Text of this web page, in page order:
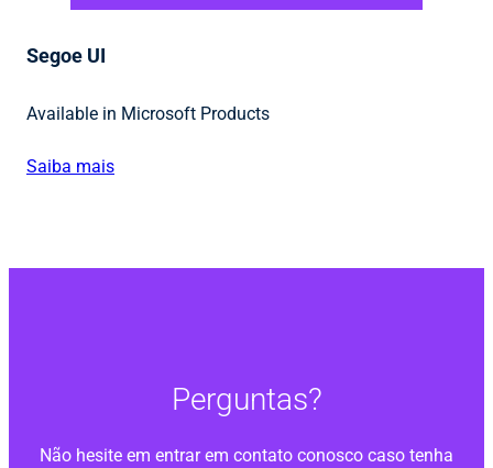
Segoe UI
Available in Microsoft Products
Saiba mais
Perguntas?
Não hesite em entrar em contato conosco caso tenha